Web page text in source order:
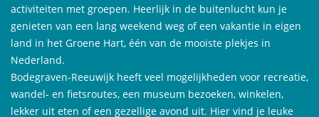
activiteiten met groepen. Heerlijk in de buitenlucht kun je
genieten van een lang weekend weg of een vakantie in eigen
land in het Groene Hart, één van de mooiste plekjes in
Nederland.
Bodegraven-Reeuwijk heeft veel mogelijkheden voor recreatie,
wandel- en fietsroutes, een museum bezoeken, winkelen,
lekker uit eten of een gezellige avond uit. Hier vind je leuke